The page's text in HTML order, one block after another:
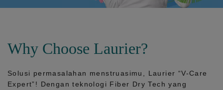
Why Choose Laurier?
Solusi permasalahan menstruasimu, Laurier “V-Care
Expert”! Dengan teknologi Fiber Dry Tech yang